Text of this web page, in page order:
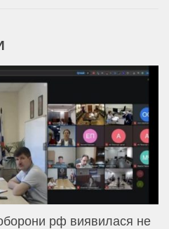
рф виявилася не